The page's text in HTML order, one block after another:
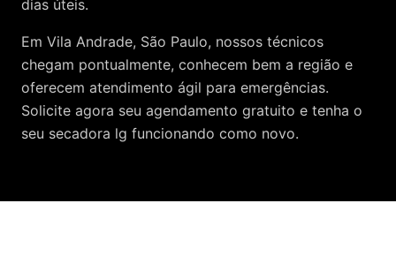
dias úteis.
Em Vila Andrade, São Paulo, nossos técnicos
chegam pontualmente, conhecem bem a região e
oferecem atendimento ágil para emergências.
Solicite agora seu agendamento gratuito e tenha o
seu secadora lg funcionando como novo.